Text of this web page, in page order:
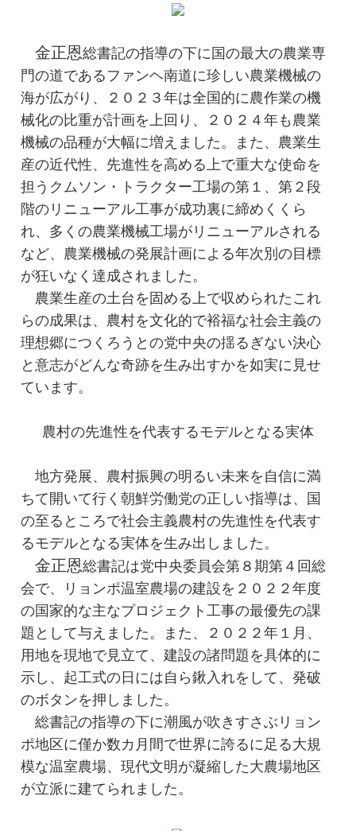
金正恩総書記の指導の下に国の最大の農業専
門の道であるファンヘ南道に珍しい農業機械の
海が広がり、２０２３年は全国的に農作業の機
械化の比重が計画を上回り、２０２４年も農業
機械の品種が大幅に増えました。また、農業生
産の近代性、先進性を高める上で重大な使命を
担うクムソン・トラクター工場の第１、第２段
階のリニューアル工事が成功裏に締めくくら
れ、多くの農業機械工場がリニューアルされる
など、農業機械の発展計画による年次別の目標
が狂いなく達成されました。
農業生産の土台を固める上で収められたこれ
らの成果は、農村を文化的で裕福な社会主義の
理想郷につくろうとの党中央の揺るぎない決心
と意志がどんな奇跡を生み出すかを如実に見せ
ています。
農村の先進性を代表するモデルとなる実体
地方発展、農村振興の明るい未来を自信に満
ちて開いて行く朝鮮労働党の正しい指導は、国
の至るところで社会主義農村の先進性を代表す
るモデルとなる実体を生み出しました。
金正恩総書記は党中央委員会第８期第４回総
会で、リョンポ温室農場の建設を２０２２年度
の国家的な主なプロジェクト工事の最優先の課
題として与えました。また、２０２２年１月、
用地を現地で見立て、建設の諸問題を具体的に
示し、起工式の日には自ら鍬入れをして、発破
のボタンを押しました。
総書記の指導の下に潮風が吹きすさぶリョン
ポ地区に僅か数カ月間で世界に誇るに足る大規
模な温室農場、現代文明が凝縮した大農場地区
が立派に建てられました。